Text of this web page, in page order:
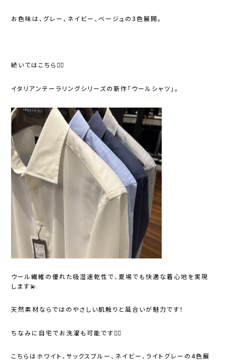
お色味は、グレー、ネイビー、ベージュの3色展開。
続いてはこちら💁‍♀️
イタリアンテーラリングシリーズの新作「ウールシャツ」。
ウール繊維の優れた吸湿速乾性で、夏場でも快適な着心地を実現
します💫
天然素材ならではのやさしい肌触りと風合いが魅力です！
ちなみに自宅でお洗濯も可能です🙂‍↕️
こちらはホワイト、サックスブルー、ネイビー、ライトグレーの4色展